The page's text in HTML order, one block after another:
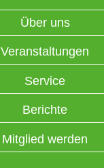
Über uns
Veranstaltungen
Service
Berichte
Mitglied werden